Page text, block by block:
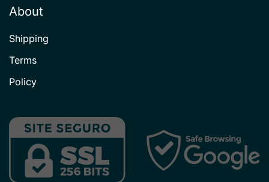
About
Shipping
Terms
Policy